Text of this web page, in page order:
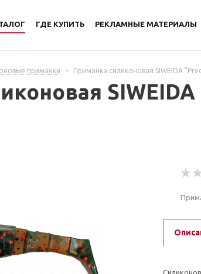
ГДЕ КУПИТЬ РЕКЛАМНЫЕ МАТЕРИАЛЫ
приманки - Приманка силиконовая SIWEIDA